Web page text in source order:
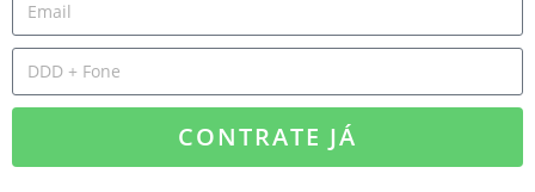
CONTRATE JÁ